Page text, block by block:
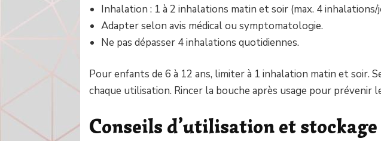
Inhalation : 1 à 2 inhalations matin et soir (max. 4 inhalations/
Adapter selon avis médical ou symptomatologie.
Ne pas dépasser 4 inhalations quotidiennes.
Pour enfants de 6 à 12 ans, limiter à 1 inhalation matin et soir.
chaque utilisation. Rincer la bouche après usage pour prévenir
Conseils d’utilisation et stockage